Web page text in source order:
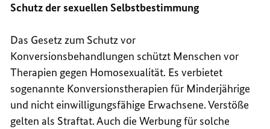
Schutz der sexuellen Selbstbestimmung
Das Gesetz zum Schutz vor
Konversionsbehandlungen schützt Menschen vor
Therapien gegen Homosexualität. Es verbietet
sogenannte Konversionstherapien für Minderjährige
und nicht einwilligungsfähige Erwachsene. Verstöße
gelten als Straftat. Auch die Werbung für solche